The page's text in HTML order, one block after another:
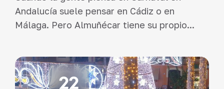
Andalucía suele pensar en Cádiz o en
Málaga. Pero Almuñécar tiene su propio...
22